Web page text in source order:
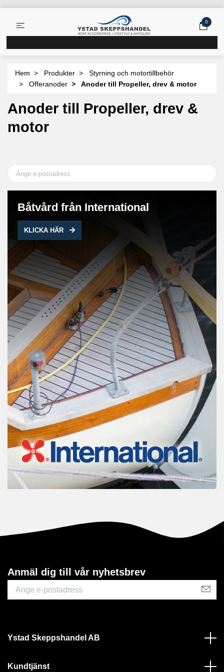
0
Båtvård från International
KLICKA HÄR
Hem Produkter
Styrning och motortillbehör
Offeranoder
Anoder till Propeller, drev & motor
Anoder till Propeller, drev &
motor
Anmäl dig till vår nyhetsbrev
Ystad Skeppshandel AB
Kundtjänst